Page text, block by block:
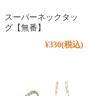
スーパーネックタッ
グ【無番】
¥330(税込)